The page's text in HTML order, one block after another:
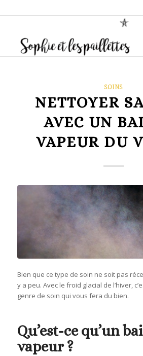
SOINS
NETTOYER
AVEC UN
VAPEUR DU
Bien que ce type de soin ne soit pas
y a peu. Avec le froid glacial de l’hiver,
genre de soin qui vous fera du bien.
Qu’est-ce qu’un
vapeur ?